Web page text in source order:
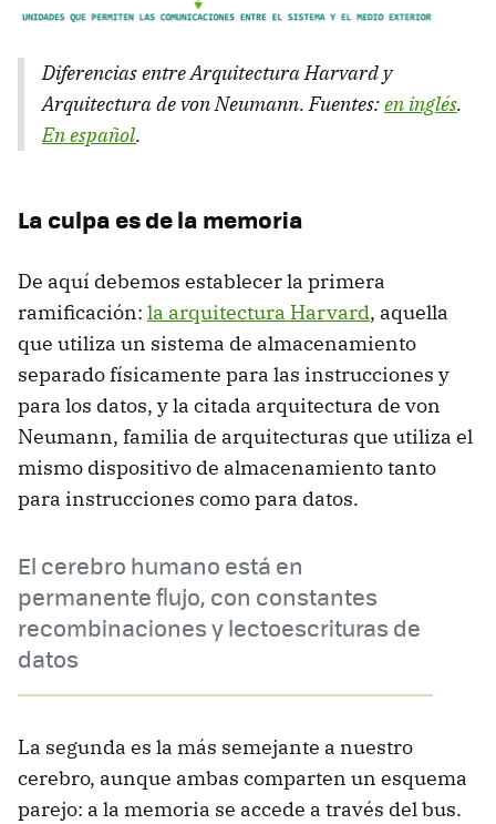
Diferencias entre Arquitectura Harvard y
Arquitectura de von Neumann. Fuentes:en inglés.
En español.
La culpa es de la memoria
De aquí debemos establecer la primera
ramificación: la arquitectura Harvard, aquella
que utiliza un sistema de almacenamiento
separado físicamente para las instrucciones y
para los datos, y la citada arquitectura de von
Neumann, familia de arquitecturas que utiliza el
mismo dispositivo de almacenamiento tanto
para instrucciones como para datos.
El cerebro humano está en
permanente flujo, con constantes
recombinaciones y lectoescrituras de
datos
La segunda es la más semejante a nuestro
cerebro, aunque ambas comparten un esquema
parejo: a la memoria se accede a través del bus.